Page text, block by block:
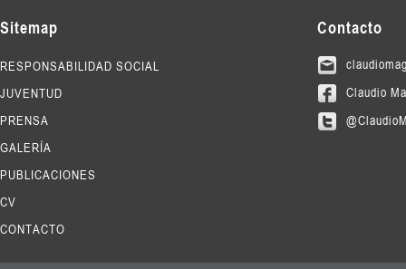
Sitemap
RESPONSABILIDAD SOCIAL
JUVENTUD
PRENSA
GALERÍA
PUBLICACIONES
CV
CONTACTO
Contacto
Claudio